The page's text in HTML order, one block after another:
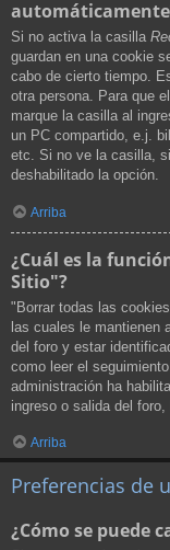
Si no activa la casilla
guardan en una cookie
cabo de cierto tiempo.
otra persona. Para que
marque la casilla al
un PC compartido, e.j.
etc. Si no ve la casilla,
deshabilitado la opción.
Arriba
¿Cuál es la
Sitio"?
"Borrar todas las
las cuales le mantienen
del foro y estar
como leer el
administración ha
ingreso o salida del
Arriba
Preferencias de
¿Cómo se puede